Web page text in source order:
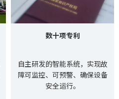
数十项专利
自主研发的智能系统，实现故
障可监控、可预警、确保设备
安全运行。